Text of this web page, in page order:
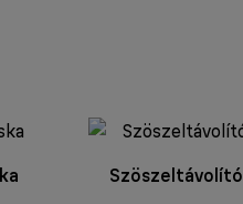
Szöszeltávolító